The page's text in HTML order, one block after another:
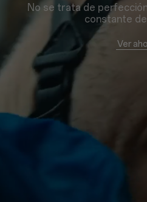
No se trata de
constante
Ver